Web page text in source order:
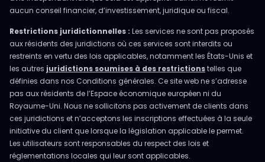
aucun conseil financier, d’investissement, juridique ou fiscal.
Restrictions juridictionnelles : Les services ne sont pas proposés
aux résidents des juridictions où ces services sont interdits ou
restreints en vertu des lois applicables, notamment les États-Unis et
les autres juridictions soumises à des restrictionstelles que
définies dans nos Conditions générales. Ce site web ne s’adresse
pas aux résidents de l’Espace économique européen ni du
Royaume-Uni. Nous ne sollicitons pas activement de clients dans
ces juridictions et n’acceptons les inscriptions effectuées à la seule
initiative du client que lorsque la législation applicable le permet.
Les utilisateurs sont responsables du respect des lois et
réglementations locales qui leur sont applicables.